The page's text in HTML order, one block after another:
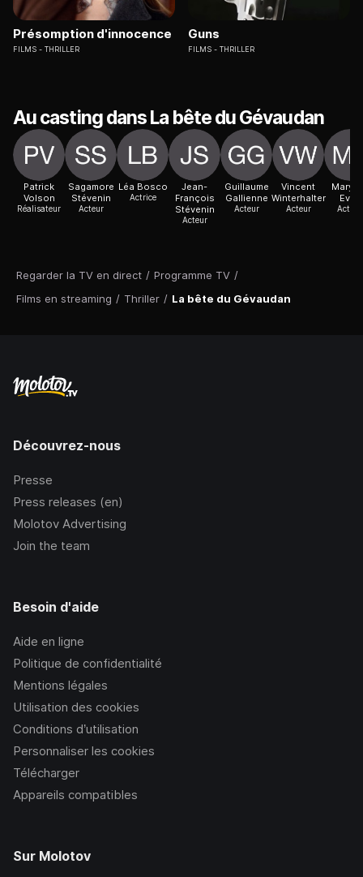
Regarder la TV en direct / Programme TV /
Films en streaming / Thriller / La bête du Gévaudan
Présomption d'innocence
FILMS THRILLER
Guns
FILMS THRILLER
Au casting dans La bête du Gévaudan
Patrick
Volson
Réalisateur
Sagamore
Stévenin
Acteur
Léa Bosco
Actrice
Jean-
François
Stévenin
Acteur
Guillaume
Gallienne
Acteur
Vincent
Winterhalter
Acteur
Even
Actrice
Découvrez-nous
Presse
Press releases (en)
Molotov Advertising
Join the team
Besoin d'aide
Aide en ligne
Politique de confidentialité
Mentions légales
Utilisation des cookies
Conditions d’utilisation
Personnaliser les cookies
Télécharger
Appareils compatibles
Sur Molotov